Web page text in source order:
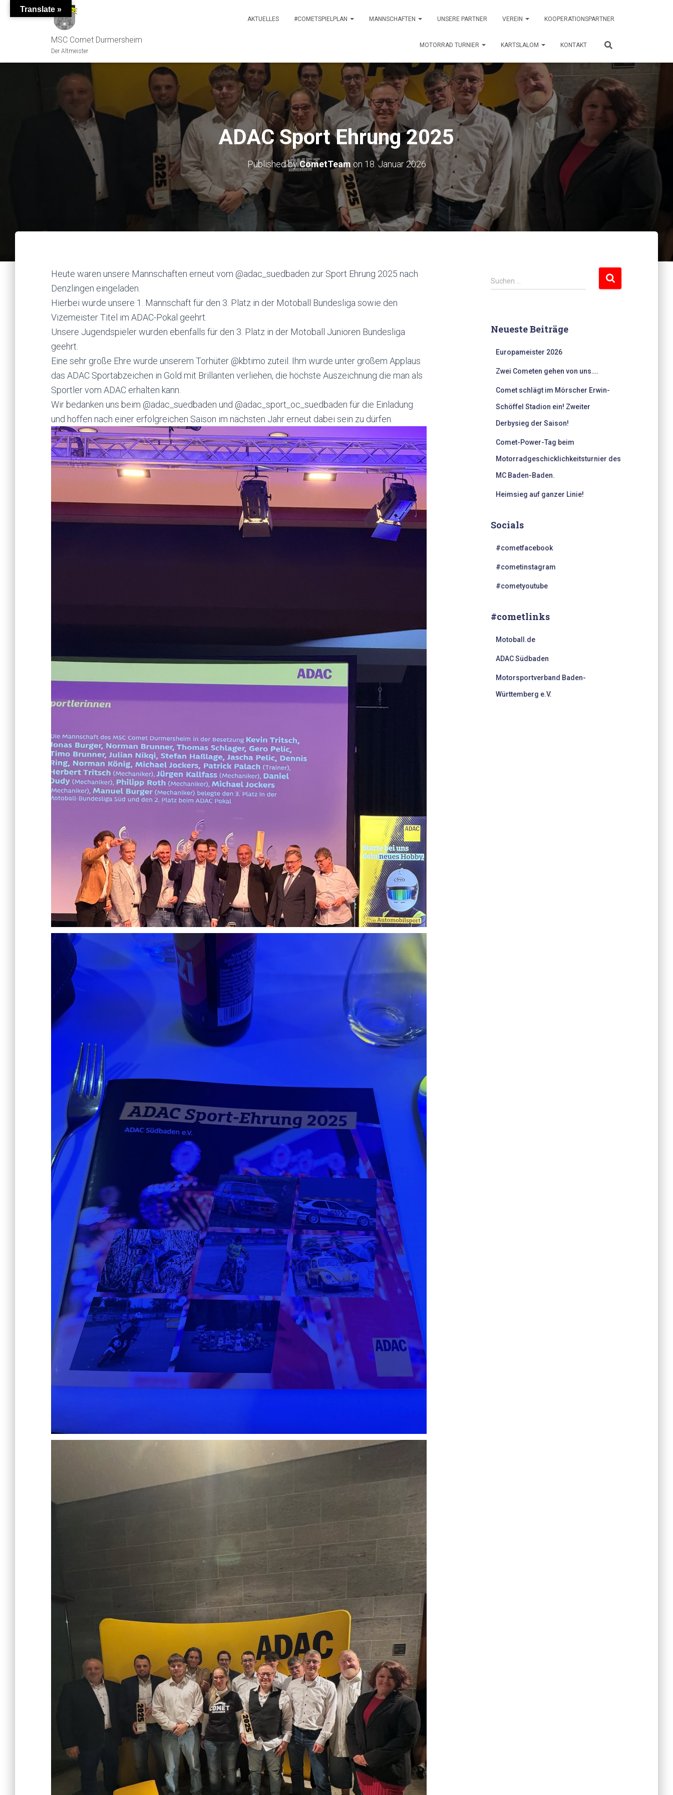
MSC Comet Durmersheim
Der Altmeister
AKTUELLES #COMETSPIELPLAN MANNSCHAFTEN UNSERE PARTNER VEREIN KOOPERATIONSPARTNER
MOTORRAD TURNIER KARTSLALOM KONTAKT
ADAC Sport Ehrung 2025
Published byCometTeam on 18. Januar 2026
Heute waren unsere Mannschaften erneut vom @adac_suedbaden zur Sport Ehrung 2025 nach
Denzlingen eingeladen.
Hierbei wurde unsere 1. Mannschaft für den 3. Platz in der Motoball Bundesliga sowie den
Vizemeister Titel im ADAC-Pokal geehrt.
Unsere Jugendspieler wurden ebenfalls für den 3. Platz in der Motoball Junioren Bundesliga
geehrt.
Eine sehr große Ehre wurde unserem Torhüter @kbtimo zuteil. Ihm wurde unter großem Applaus
das ADAC Sportabzeichen in Gold mit Brillanten verliehen, die höchste Auszeichnung die man als
Sportler vom ADAC erhalten kann.
Wir bedanken uns beim @adac_suedbaden und @adac_sport_oc_suedbaden für die Einladung
und hoffen nach einer erfolgreichen Saison im nächsten Jahr erneut dabei sein zu dürfen.
S
u
n
Suchen …
Neueste Beiträge
Europameister 2026
Zwei Cometen gehen von uns….
Comet schlägt im Mörscher Erwin-
Schöffel Stadion ein! Zweiter
Derbysieg der Saison!
Comet-Power-Tag beim
Motorradgeschicklichkeitsturnier des
MC Baden-Baden.
Heimsieg auf ganzer Linie!
Socials
#cometfacebook
#cometinstagram
#cometyoutube
#cometlinks
Motoball.de
ADAC Südbaden
Motorsportverband Baden-
Württemberg e.V.
Translate »